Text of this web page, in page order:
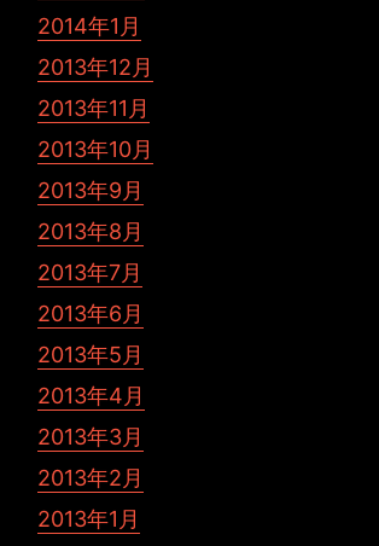
2014年1月
2013年12月
2013年11月
2013年10月
2013年9月
2013年8月
2013年7月
2013年6月
2013年5月
2013年4月
2013年3月
2013年2月
2013年1月